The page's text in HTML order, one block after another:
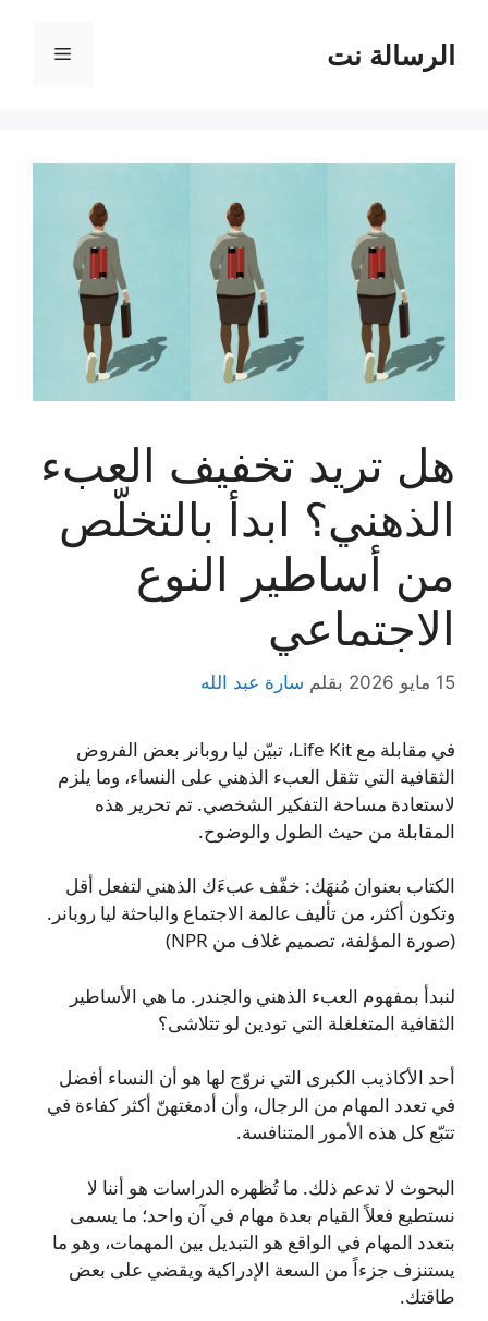
المحتوىالرسالة نت القائمة
هل تريد تخفيف العبء
الذهني؟ ابدأ بالتخلّص
من أساطير النوع
الاجتماعي
15 مايو 2026 بقلم سارة عبد الله
في مقابلة مع Life Kit، تبيّن ليا روبانر بعض الفروض
الثقافية التي تثقل العبء الذهني على النساء، وما يلزم
لاستعادة مساحة التفكير الشخصي. تم تحرير هذه
المقابلة من حيث الطول والوضوح.
الكتاب بعنوان مُنهَك: خفّف عبءَك الذهني لتفعل أقل
وتكون أكثر، من تأليف عالمة الاجتماع والباحثة ليا روبانر.
(صورة المؤلفة، تصميم غلاف من NPR)
لنبدأ بمفهوم العبء الذهني والجندر. ما هي الأساطير
الثقافية المتغلغلة التي تودين لو تتلاشى؟
أحد الأكاذيب الكبرى التي نروّج لها هو أن النساء أفضل
في تعدد المهام من الرجال، وأن أدمغتهنّ أكثر كفاءة في
تتبّع كل هذه الأمور المتنافسة.
البحوث لا تدعم ذلك. ما تُظهره الدراسات هو أننا لا
نستطيع فعلاً القيام بعدة مهام في آن واحد؛ ما يسمى
بتعدد المهام في الواقع هو التبديل بين المهمات، وهو ما
يستنزف جزءاً من السعة الإدراكية ويقضي على بعض
طاقتك.